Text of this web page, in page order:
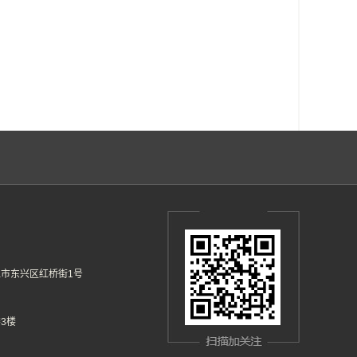
东兴区红桥街1号
楼